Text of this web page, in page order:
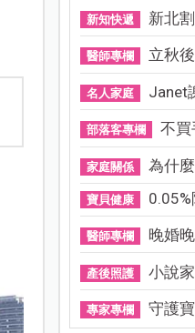
新知快遞 新北
醫師專欄 立秋
名人家庭 Janet
部落客專欄 不買
家庭關係 為什麼
寶貝健康 0.05%
醫師專欄 晚婚
產後照護 小說
專家專欄 守護